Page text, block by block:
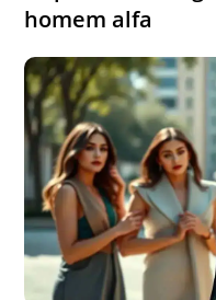
homem alfa